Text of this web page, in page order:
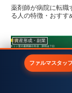
薬剤師が病院に転職
る人の特徴・おすす
資産形成・副業
ファルマスタッフ